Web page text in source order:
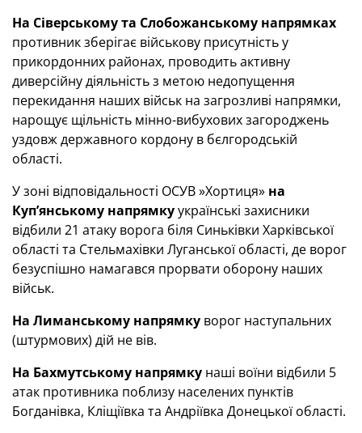
На Сіверському та Слобожанському напрямках
противник зберігає військову присутність у
прикордонних районах, проводить активну
диверсійну діяльність з метою недопущення
перекидання наших військ на загрозливі напрямки,
нарощує щільність мінно-вибухових загороджень
уздовж державного кордону в бєлгородській
області.
У зоні відповідальності ОСУВ »Хортиця» на
Куп’янському напрямкуукраїнські захисники
відбили 21 атаку ворога біля Синьківки Харківської
області та Стельмахівки Луганської області, де ворог
безуспішно намагався прорвати оборону наших
військ.
На Лиманському напрямку ворог наступальних
(штурмових) дій не вів.
На Бахмутському напрямку наші воїни відбили 5
атак противника поблизу населених пунктів
Богданівка, Кліщіївка та Андріївка Донецької області.